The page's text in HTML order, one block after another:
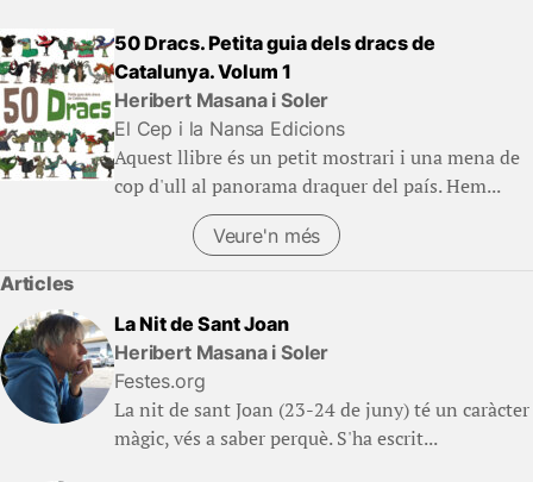
50 Dracs. Petita guia dels dracs de
Catalunya. Volum 1
Heribert Masana i Soler
El Cep i la Nansa Edicions
Aquest llibre és un petit mostrari i una mena de
cop d'ull al panorama draquer del país. Hem...
Veure'n més
(Llibres)
Articles
La Nit de Sant Joan
Heribert Masana i Soler
Festes.org
La nit de sant Joan (23-24 de juny) té un caràcter
màgic, vés a saber perquè. S'ha escrit...